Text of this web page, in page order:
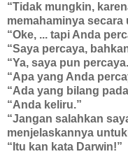
“Tidak mungkin,
memahaminya secara
“Oke, ... tapi Anda
“Saya percaya,
“Ya, saya pun
“Apa yang Anda
“Ada yang bilang
“Anda keliru.”
“Jangan salahkan
menjelaskannya
“Itu kan kata Darwin!”